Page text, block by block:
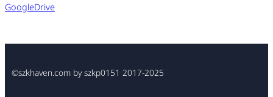
GoogleDrive
©szkhaven.com by szkp0151 2017-2025